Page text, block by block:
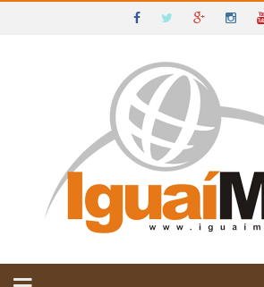
IGUAÍ E SUDOESTE DA BAHIA